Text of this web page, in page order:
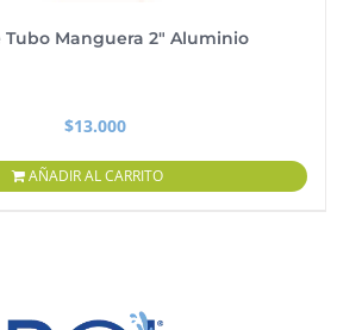
Tubo Manguera 2″ Aluminio
$13.000
AÑADIR AL CARRITO